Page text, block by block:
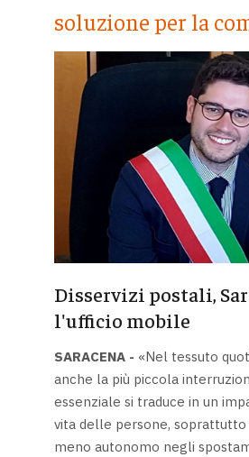
soluzione per la
Disservizi postali,
l'ufficio mobile
SARACENA - «Nel tessuto
anche la più piccola
essenziale si traduce in un
vita delle persone,
meno autonomo negli